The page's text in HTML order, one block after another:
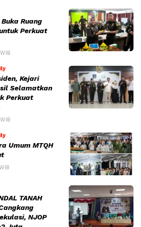
Ruang
Perkuat
Kejari
Selamatkan
Perkuat
Umum MTQH
TANAH
NJOP